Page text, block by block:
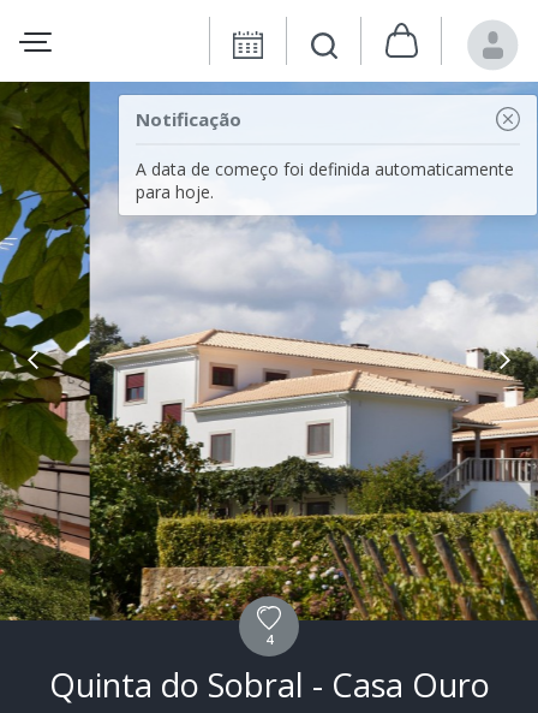
Notificação
A data de começo foi definida automaticamente
para hoje.
4
Quinta do Sobral - Casa Ouro